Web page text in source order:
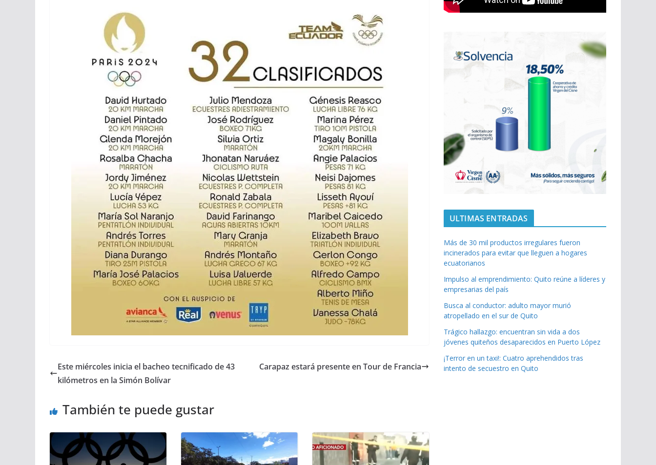
Este miércoles inicia el bacheo tecnificado de 43
kilómetros en la Simón Bolívar
Carapaz estará presente en Tour de Francia
También te puede gustar
ULTIMAS ENTRADAS
Más de 30 mil productos irregulares fueron
incinerados para evitar que lleguen a hogares
ecuatorianos
Impulso al emprendimiento: Quito reúne a líderes y
empresarias del país
Busca al conductor: adulto mayor murió
atropellado en el sur de Quito
Trágico hallazgo: encuentran sin vida a dos
jóvenes quiteños desaparecidos en Puerto López
¡Terror en un taxi!: Cuatro aprehendidos tras
intento de secuestro en Quito